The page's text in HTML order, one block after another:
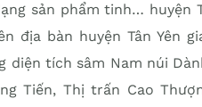
sản phẩm tinh… huyện
địa bàn huyện Tân Yên
diện tích sâm Nam núi
Tiến, Thị trấn Cao